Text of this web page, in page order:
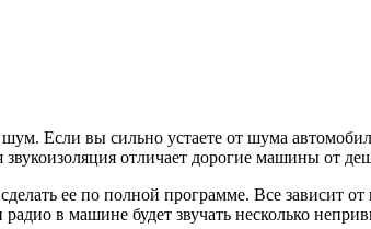
шум. Если вы сильно устаете от шума
отличает дорогие машины от
сделать ее по полной программе. Все зависит от
радио в машине будет звучать несколько